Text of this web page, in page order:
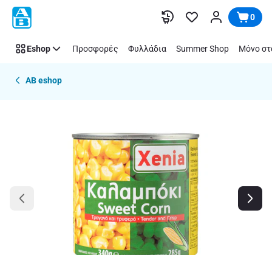
Παράλειψη 0
Eshop Προσφορές Φυλλάδια Summer Shop Μόνο
AB eshop